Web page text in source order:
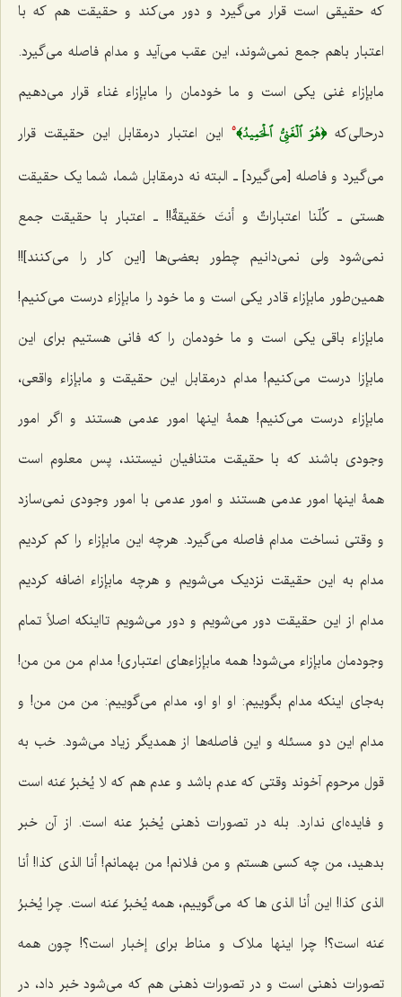
که حقیقی است قرار می‌گیرد و دور می‌کند و حقیقت هم که با
اعتبار باهم جمع نمی‌شوند، این عقب می‌آید و مدام فاصله می‌گیرد.
مابإزاء غنی یکی است و ما خودمان را مابإزاء غناء قرار می‌دهیم
درحالی‌که﴿هُوَ ٱلۡغَنِيُّ ٱلۡحَمِيدُ﴾5
این اعتبار درمقابل این حقیقت قرار
می‌گیرد و فاصله [می‌گیرد] ـ البته نه درمقابل شما، شما یک حقیقت
هستی ـکُلّنا اعتباراتٌ و أنتَ حَقیقةٌ!! ـ اعتبار با حقیقت جمع
نمی‌شود ولی نمی‌دانیم چطور بعضی‌ها [این کار را می‌کنند]!!
همین‌طور مابإزاء قادر یکی است و ما خود را مابإزاء درست می‌کنیم!
مابإزاء باقی یکی است و ما خودمان را که فانی هستیم برای این
مابإزا‌ درست می‌کنیم! مدام درمقابل این حقیقت و مابإزاء واقعی،
مابإزاء درست می‌کنیم! همۀ اینها امور عدمی هستند و اگر امور
وجودی باشند که با حقیقت متنافیان نیستند، پس معلوم است
همۀ اینها امور عدمی هستند و امور عدمی با امور وجودی نمی‌سازد
و وقتی نساخت مدام فاصله می‌گیرد. هرچه این مابإزاء را کم کردیم
مدام به این حقیقت نزدیک می‌شویم و هرچه مابإزاء اضافه کردیم
مدام از این حقیقت دور می‌شویم و دور می‌شویم تااینکه اصلاً تمام
وجودمان مابإزاء می‌شود! همه مابإزاء‌های اعتباری! مدام من من من!
به‌جای اینکه مدام بگوییم: او او او، مدام می‌گوییم: من من من! و
مدام این دو مسئله و این فاصله‌ها از همدیگر زیاد می‌شود. خب به
قول مرحوم آخوند وقتی که عدم باشد و عدم هم که لا یُخبرُ عَنهاست
و فایده‌ای ندارد. بله در تصورات ذهنییُخبرُ عنه است. از آن خبر
بدهید، من چه کسی هستم و من فلانم! من بهمانم!أنا الذی کذا! أنا
الذی کذا! این أنا الذی ها که می‌گوییم، همه یُخبرُ عَنهاست. چرا یُخبرُ
عَنه است؟! چرا اینها ملاک و مناط برای إخبار است؟! چون همه
تصورات ذهنی است و در تصورات ذهنی هم که می‌شود خبر داد، در